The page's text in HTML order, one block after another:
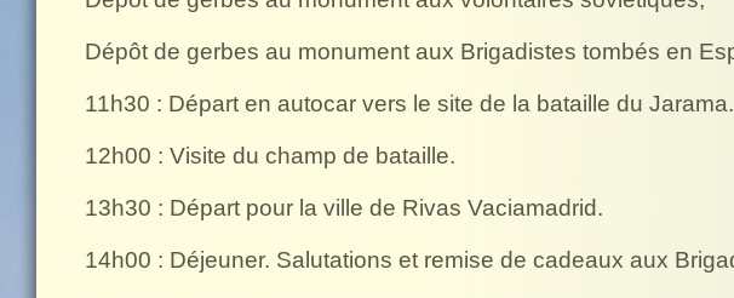
Dépôt de gerbes au monument aux Brigadistes tombés en
11h30 : Départ en autocar vers le site de la bataille du Jarama.
12h00 : Visite du champ de bataille.
13h30 : Départ pour la ville de Rivas Vaciamadrid.
14h00 : Déjeuner. Salutations et remise de cadeaux aux